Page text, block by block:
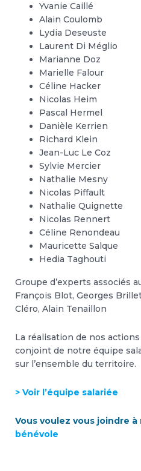
Yvanie Caillé
Alain Coulomb
Lydia Deseuste
Laurent Di Méglio
Marianne Doz
Marielle Falour
Céline Hacker
Nicolas Heim
Pascal Hermel
Danièle Kerrien
Richard Klein
Jean-Luc Le Coz
Sylvie Mercier
Nathalie Mesny
Nicolas Piffault
Nathalie Quignette
Nicolas Rennert
Céline Renondeau
Mauricette Salque
Hedia Taghouti
Groupe d’experts associés
François Blot, Georges
Cléro, Alain Tenaillon
La réalisation de nos
conjoint de notre équipe
sur l’ensemble du territoire.
> Voir l’équipe salariée
Vous voulez vous joindre à
bénévole